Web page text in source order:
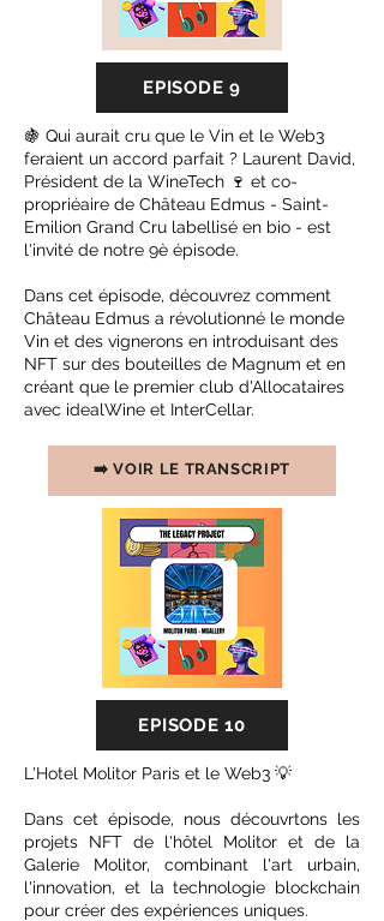
EPISODE 9
🍇 Qui aurait cru que le Vin et le Web3
feraient un accord parfait ? Laurent David,
Président de la WineTech 🍷 et co-
propriéaire de Château Edmus - Saint-
Emilion Grand Cru labellisé en bio - est
l'invité de notre 9è épisode.
Dans cet épisode, découvrez comment
Château Edmus a révolutionné le monde
Vin et des vignerons en introduisant des
NFT sur des bouteilles de Magnum et en
créant que le premier club d'Allocataires
avec idealWine et InterCellar.
➡️ VOIR LE TRANSCRIPT
EPISODE 10
L'Hotel Molitor Paris et le Web3 💡
Dans cet épisode, nous découvrtons les
projets NFT de l'hôtel Molitor et de la
Galerie Molitor, combinant l'art urbain,
l'innovation, et la technologie blockchain
pour créer des expériences uniques.